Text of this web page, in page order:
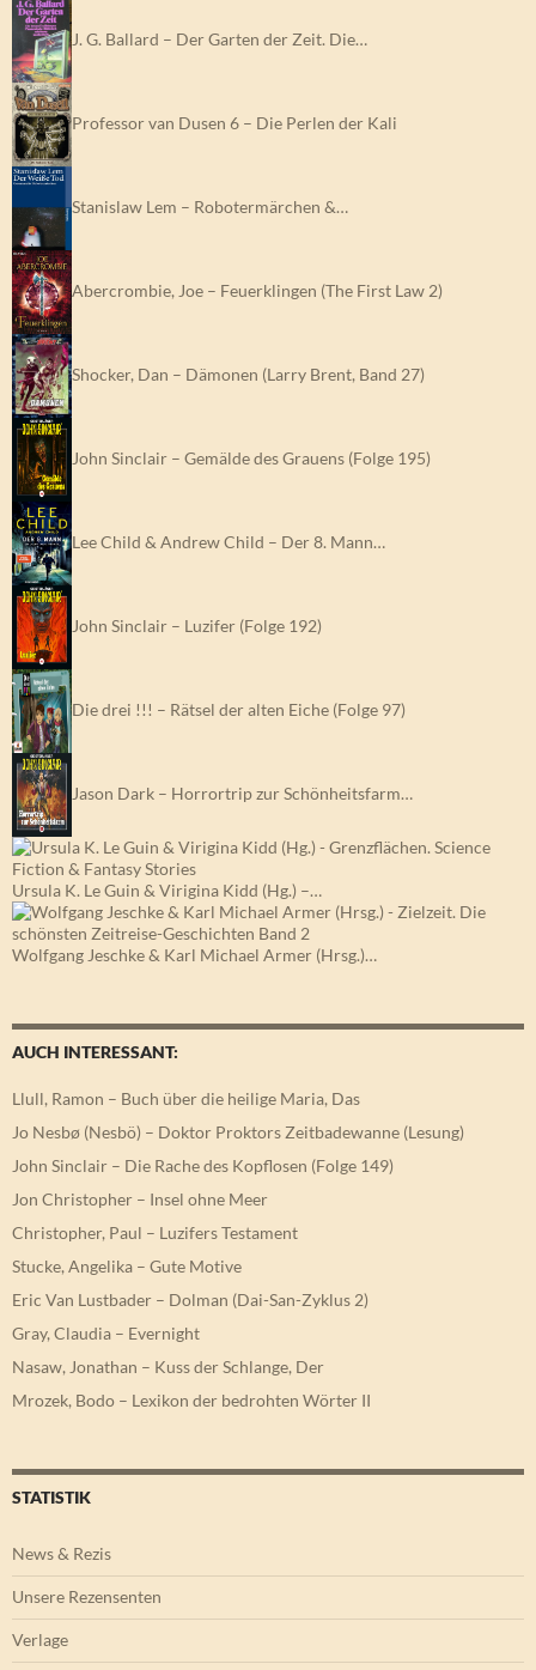
J. G. Ballard – Der Garten der Zeit. Die…
Professor van Dusen 6 – Die Perlen der Kali
Stanislaw Lem – Robotermärchen &…
Abercrombie, Joe – Feuerklingen (The First Law 2)
Shocker, Dan – Dämonen (Larry Brent, Band 27)
John Sinclair – Gemälde des Grauens (Folge 195)
Lee Child & Andrew Child – Der 8. Mann…
John Sinclair – Luzifer (Folge 192)
Die drei !!! – Rätsel der alten Eiche (Folge 97)
Jason Dark – Horrortrip zur Schönheitsfarm…
Ursula K. Le Guin & Virigina Kidd (Hg.) –…
Wolfgang Jeschke & Karl Michael Armer (Hrsg.)…
AUCH INTERESSANT:
Llull, Ramon – Buch über die heilige Maria, Das
Jo Nesbø (Nesbö) – Doktor Proktors Zeitbadewanne (Lesung)
John Sinclair – Die Rache des Kopflosen (Folge 149)
Jon Christopher – Insel ohne Meer
Christopher, Paul – Luzifers Testament
Stucke, Angelika – Gute Motive
Eric Van Lustbader – Dolman (Dai-San-Zyklus 2)
Gray, Claudia – Evernight
Nasaw, Jonathan – Kuss der Schlange, Der
Mrozek, Bodo – Lexikon der bedrohten Wörter II
STATISTIK
News & Rezis
Unsere Rezensenten
Verlage